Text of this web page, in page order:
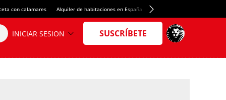
con calamares Alquiler de habitaciones en España Crédito del Spotify Camp Nou